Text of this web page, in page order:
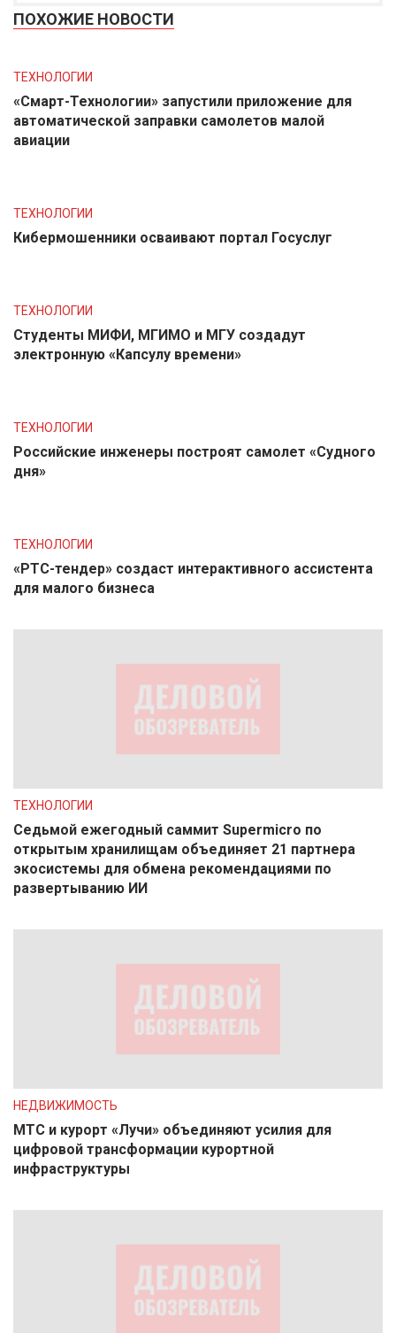
ПОХОЖИЕ НОВОСТИ
ТЕХНОЛОГИИ
«Смарт-Технологии» запустили приложение для
автоматической заправки самолетов малой
авиации
ТЕХНОЛОГИИ
Кибермошенники осваивают портал Госуслуг
ТЕХНОЛОГИИ
Студенты МИФИ, МГИМО и МГУ создадут
электронную «Капсулу времени»
ТЕХНОЛОГИИ
Российские инженеры построят самолет «Судного
дня»
ТЕХНОЛОГИИ
«РТС-тендер» создаст интерактивного ассистента
для малого бизнеса
ТЕХНОЛОГИИ
Седьмой ежегодный саммит Supermicro по
открытым хранилищам объединяет 21 партнера
экосистемы для обмена рекомендациями по
развертыванию ИИ
НЕДВИЖИМОСТЬ
МТС и курорт «Лучи» объединяют усилия для
цифровой трансформации курортной
инфраструктуры